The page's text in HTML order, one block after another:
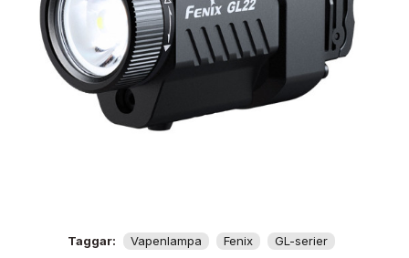
Taggar: Vapenlampa Fenix GL-serier